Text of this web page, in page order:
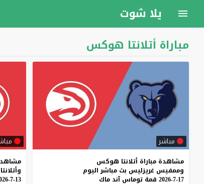
يلا شوت
مباراة أتلانتا هوكس
مباشر
مشاهدة مباراة أتلانتا هوكس
وممفيس غريزليس بث مباشر اليوم
17-7-2026
قمة توماس آند ماك
وأتلانتا
13-7-2026